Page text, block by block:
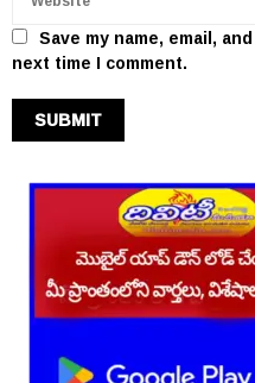
Save my name, email,
next time I comment.